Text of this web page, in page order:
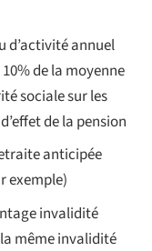
d’activité annuel
de la moyenne
sociale sur les
de la pension
anticipée
exemple)
invalidité
même invalidité